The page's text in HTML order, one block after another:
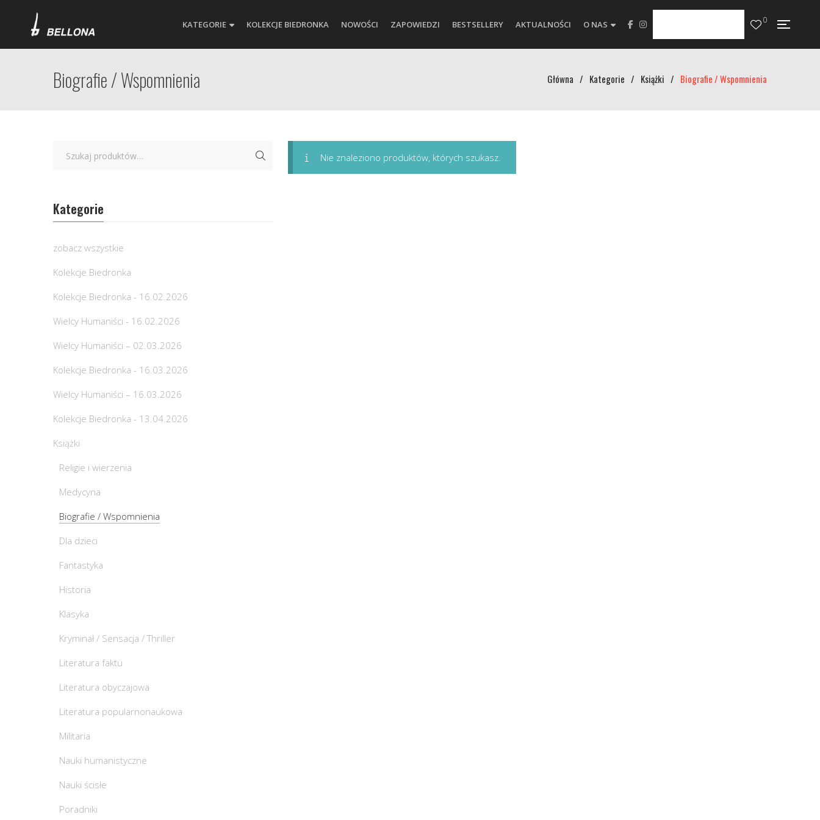
KATEGORIE KOLEKCJE BIEDRONKA NOWOŚCI ZAPOWIEDZI BESTSELLERY AKTUALNOŚCI O NAS 0
Biografie / Wspomnienia Główna / Kategorie / Książki / Biografie / Wspomnienia
Nie znaleziono produktów, których szukasz.
Kategorie
zobacz wszystkie
Kolekcje Biedronka
Kolekcje Biedronka - 16.02.2026
Wielcy Humaniści - 16.02.2026
Wielcy Humaniści – 02.03.2026
Kolekcje Biedronka - 16.03.2026
Wielcy Humaniści – 16.03.2026
Kolekcje Biedronka - 13.04.2026
Książki
Religie i wierzenia
Medycyna
Biografie / Wspomnienia
Dla dzieci
Fantastyka
Historia
Klasyka
Kryminał / Sensacja / Thriller
Literatura faktu
Literatura obyczajowa
Literatura popularnonaukowa
Militaria
Nauki humanistyczne
Nauki ścisłe
Poradniki